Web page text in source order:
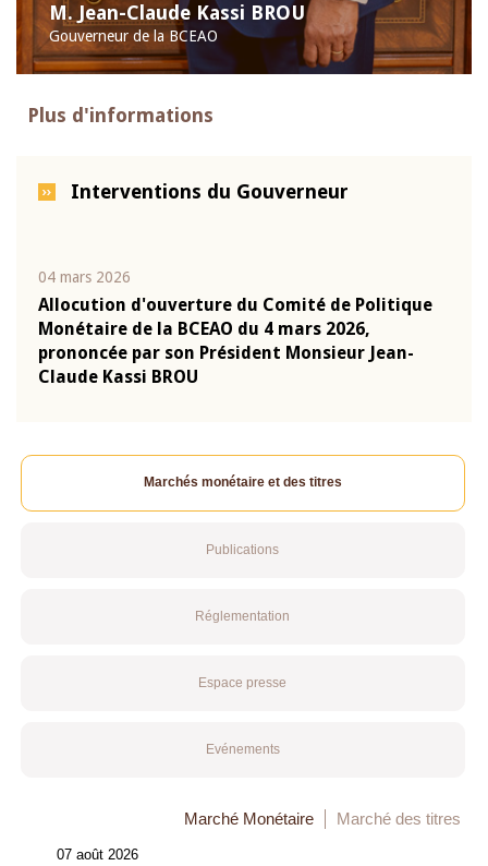
M. Jean-Claude Kassi BROU
Gouverneur de la BCEAO
Plus d'informations
Interventions du Gouverneur
04 mars 2026
Allocution d'ouverture du Comité de Politique
Monétaire de la BCEAO du 4 mars 2026,
prononcée par son Président Monsieur Jean-
Claude Kassi BROU
Marchés monétaire et des titres
Publications
Réglementation
Espace presse
Evénements
Marché Monétaire Marché des titres
07 août 2026